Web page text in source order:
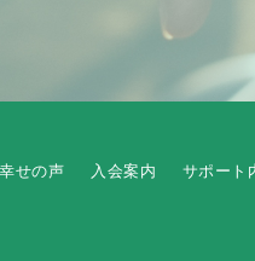
幸せの声 入会案内 サポート